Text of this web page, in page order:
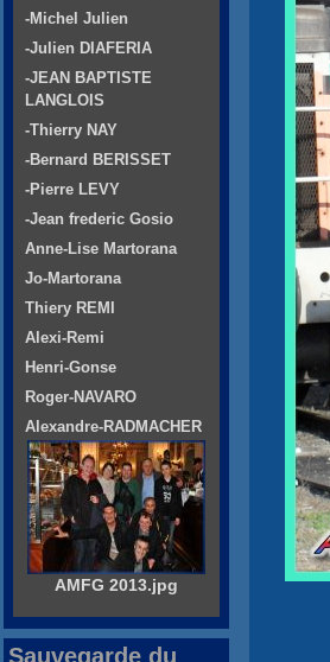
-Michel Julien
-Julien DIAFERIA
-JEAN BAPTISTE
LANGLOIS
-Thierry NAY
-Bernard BERISSET
-Pierre LEVY
-Jean frederic Gosio
Anne-Lise Martorana
Jo-Martorana
Thiery REMI
Alexi-Remi
Henri-Gonse
Roger-NAVARO
Alexandre-RADMACHER
AMFG 2013.jpg
Sauvegarde du